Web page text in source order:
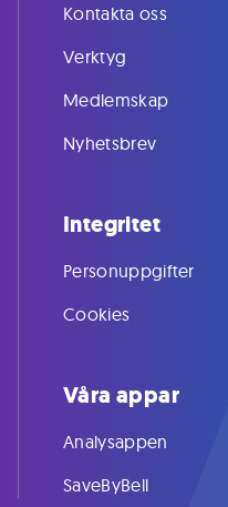
Kontakta oss
Verktyg
Medlemskap
Nyhetsbrev
Integritet
Personuppgifter
Cookies
Våra appar
Analysappen
SaveByBell